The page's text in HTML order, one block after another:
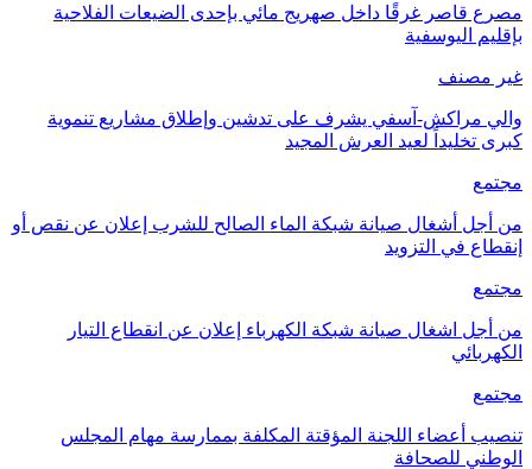
مصرع قاصر غرقًا داخل صهريج مائي بإحدى الضيعات الفلاحية
بإقليم اليوسفية
غير مصنف
والي مراكش-آسفي يشرف على تدشين وإطلاق مشاريع تنموية
كبرى تخليداً لعيد العرش المجيد
مجتمع
من أجل أشغال صيانة شبكة الماء الصالح للشرب إعلان عن نقص أو
إنقطاع في التزويد
مجتمع
من أجل اشغال صيانة شبكة الكهرباء إعلان عن انقطاع التيار
الكهربائي
مجتمع
تنصيب أعضاء اللجنة المؤقتة المكلفة بممارسة مهام المجلس
الوطني للصحافة